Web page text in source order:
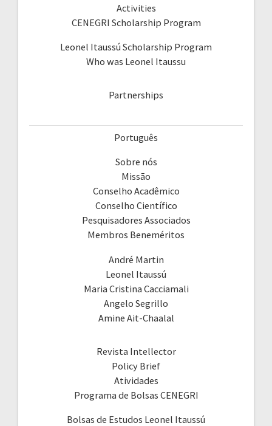
Activities
CENEGRI Scholarship Program
Leonel Itaussú Scholarship Program
Who was Leonel Itaussu
Partnerships
Português
Sobre nós
Missão
Conselho Acadêmico
Conselho Científico
Pesquisadores Associados
Membros Beneméritos
André Martin
Leonel Itaussú
Maria Cristina Cacciamali
Angelo Segrillo
Amine Ait-Chaalal
Revista Intellector
Policy Brief
Atividades
Programa de Bolsas CENEGRI
Bolsas de Estudos Leonel Itaussú